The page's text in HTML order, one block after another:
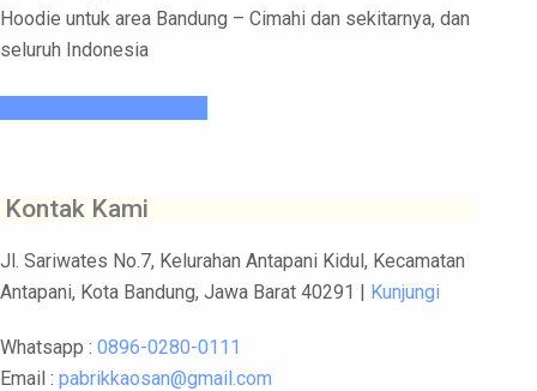
Hoodie untuk area Bandung – Cimahi dan sekitarnya, dan
seluruh Indonesia
Kontak Kami
Jl. Sariwates No.7, Kelurahan Antapani Kidul, Kecamatan
Antapani, Kota Bandung, Jawa Barat 40291 | Kunjungi
Whatsapp : 0896-0280-0111
Email : pabrikkaosan@gmail.com